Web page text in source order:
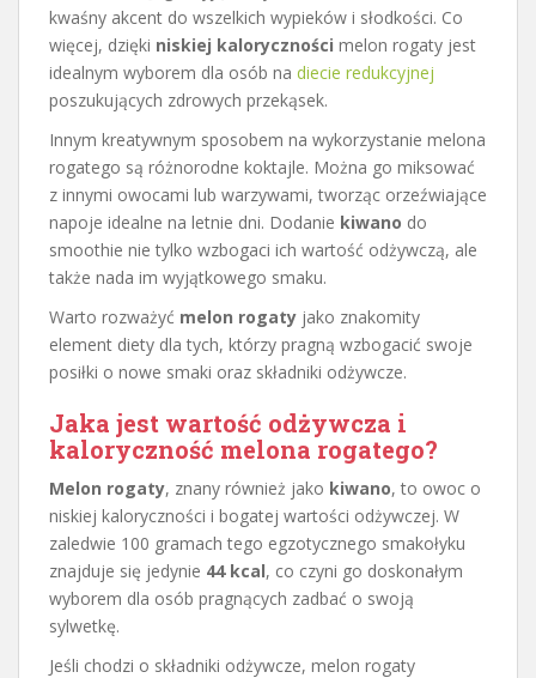
kwaśny akcent do wszelkich wypieków i słodkości. Co
więcej, dzięki niskiej kaloryczności melon rogaty jest
idealnym wyborem dla osób na diecie redukcyjnej
poszukujących zdrowych przekąsek.
Innym kreatywnym sposobem na wykorzystanie melona
rogatego są różnorodne koktajle. Można go miksować
z innymi owocami lub warzywami, tworząc orzeźwiające
napoje idealne na letnie dni. Dodanie kiwano do
smoothie nie tylko wzbogaci ich wartość odżywczą, ale
także nada im wyjątkowego smaku.
Warto rozważyć melon rogaty jako znakomity
element diety dla tych, którzy pragną wzbogacić swoje
posiłki o nowe smaki oraz składniki odżywcze.
Jaka jest wartość odżywcza i
kaloryczność melona rogatego?
Melon rogaty, znany również jako kiwano, to owoc o
niskiej kaloryczności i bogatej wartości odżywczej. W
zaledwie 100 gramach tego egzotycznego smakołyku
znajduje się jedynie 44 kcal, co czyni go doskonałym
wyborem dla osób pragnących zadbać o swoją
sylwetkę.
Jeśli chodzi o składniki odżywcze, melon rogaty